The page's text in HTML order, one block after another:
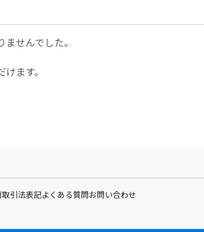
せんでした。
ます。
引法表記よくある質問お問い合わせ